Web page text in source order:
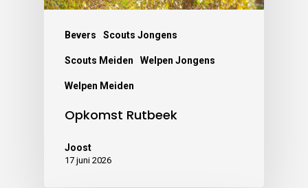
Bevers Scouts Jongens
Scouts Meiden Welpen Jongens
Welpen Meiden
Opkomst Rutbeek
Joost
17 juni 2026